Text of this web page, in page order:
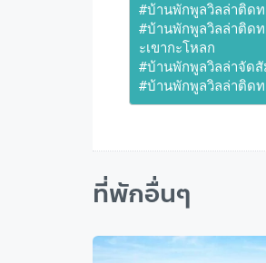
#บ้านพักพูลวิลล่าติดท
#บ้านพักพูลวิลล่าติด
ะเขากะโหลก
#บ้านพักพูลวิลล่าจัด
#บ้านพักพูลวิลล่าติด
ที่พักอื่นๆ